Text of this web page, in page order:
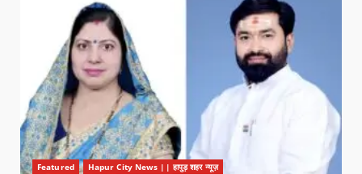
Featured Hapur City News || हापुड़ शहर न्यूज़